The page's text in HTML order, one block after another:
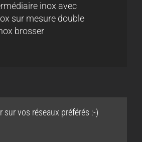
inox avec
sur mesure double
brosser
sur vos réseaux préférés :-)